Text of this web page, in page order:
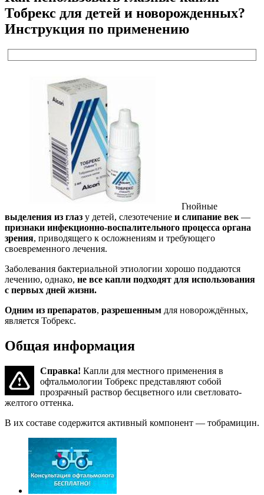
Тобрекс для детей и новорожденных?
Инструкция по применению
Гнойные
выделения из глаз у детей, слезотечение и слипание век —
признаки инфекционно-воспалительного процесса органа
зрения, приводящего к осложнениям и требующего
своевременного лечения.
Заболевания бактериальной этиологии хорошо поддаются
лечению, однако, не все капли подходят для использования
с первых дней жизни.
Одним из препаратов, разрешенным для новорождённых,
является Тобрекс.
Общая информация
Справка! Капли для местного применения в
офтальмологии Тобрекс представляют собой
прозрачный раствор бесцветного или светловато-
желтого оттенка.
В их составе содержится активный компонент — тобрамицин.